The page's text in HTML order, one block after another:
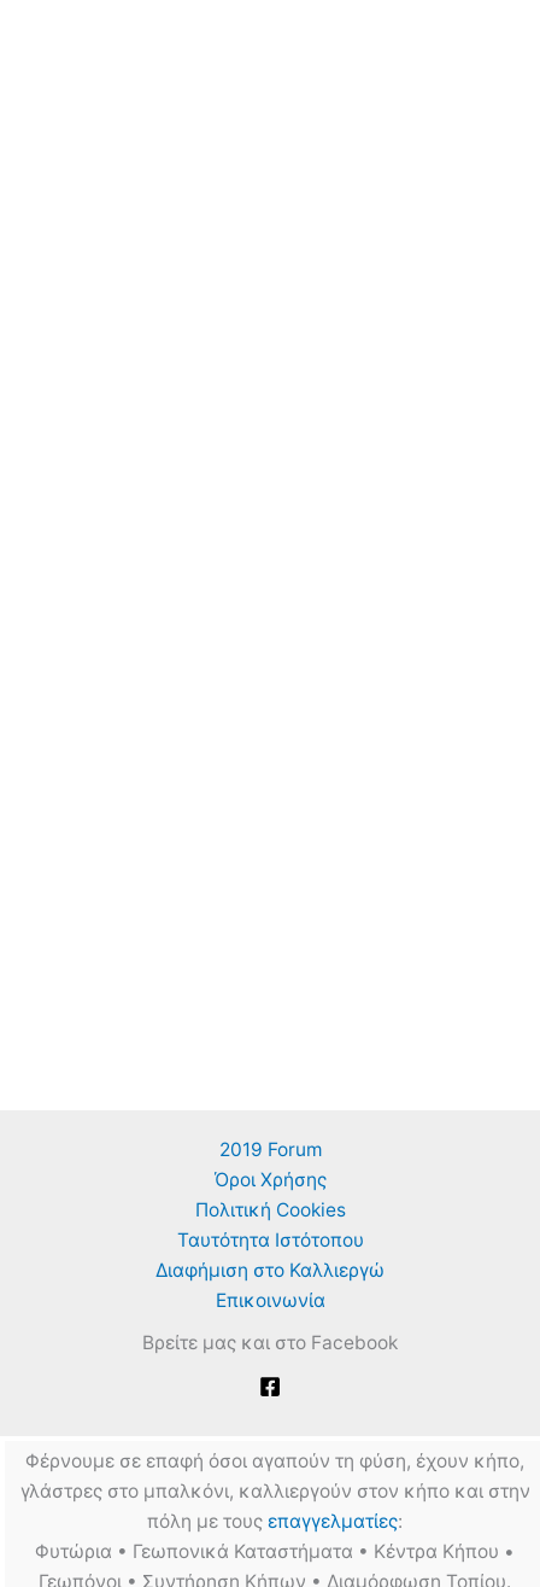
2019 Forum
Όροι Χρήσης
Πολιτική Cookies
Ταυτότητα Ιστότοπου
Διαφήμιση στο Καλλιεργώ
Επικοινωνία
Βρείτε μας και στο Facebook
Φέρνουμε σε επαφή όσοι αγαπούν τη φύση, έχουν κήπο,
γλάστρες στο μπαλκόνι, καλλιεργούν στον κήπο και στην
πόλη με τους επαγγελματίες:
Φυτώρια • Γεωπονικά Καταστήματα • Κέντρα Κήπου •
Γεωπόνοι • Συντήρηση Κήπων • Διαμόρφωση Τοπίου.